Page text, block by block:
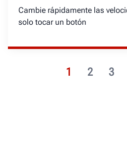
1 2 3
Cambie rápidamente las
solo tocar un botón